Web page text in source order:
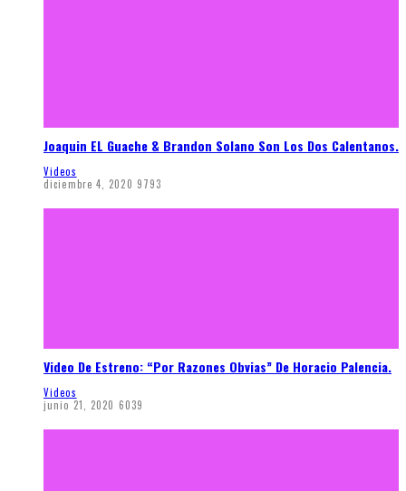
Joaquin EL Guache & Brandon Solano Son Los Dos Calentanos.
Videos
diciembre 4, 2020 9793
Video De Estreno: “Por Razones Obvias” De Horacio Palencia.
Videos
junio 21, 2020 6039